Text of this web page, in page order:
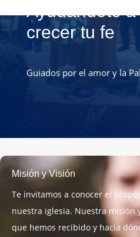
Ayudándote
crecer tu fe
Guiados por el amor y la
Misión y Visión
Te invitamos a conocer el
nuestra iglesia. Nuestra misión
que hemos recibido y hacia